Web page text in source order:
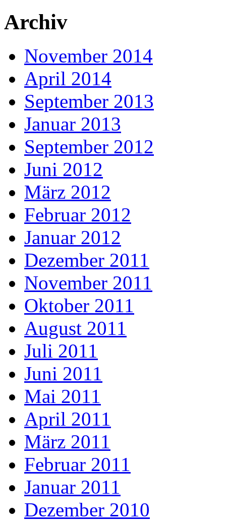
Archiv
November 2014
April 2014
September 2013
Januar 2013
September 2012
Juni 2012
März 2012
Februar 2012
Januar 2012
Dezember 2011
November 2011
Oktober 2011
August 2011
Juli 2011
Juni 2011
Mai 2011
April 2011
März 2011
Februar 2011
Januar 2011
Dezember 2010